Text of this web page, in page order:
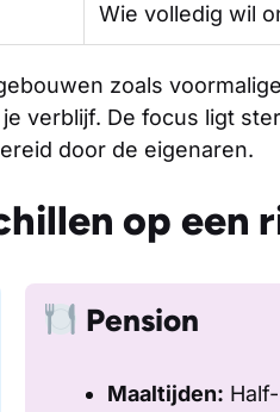
Wie volledig wil
zoals
verblijf. De focus ligt
door de eigenaren.
op een
Pension
Maaltijden: